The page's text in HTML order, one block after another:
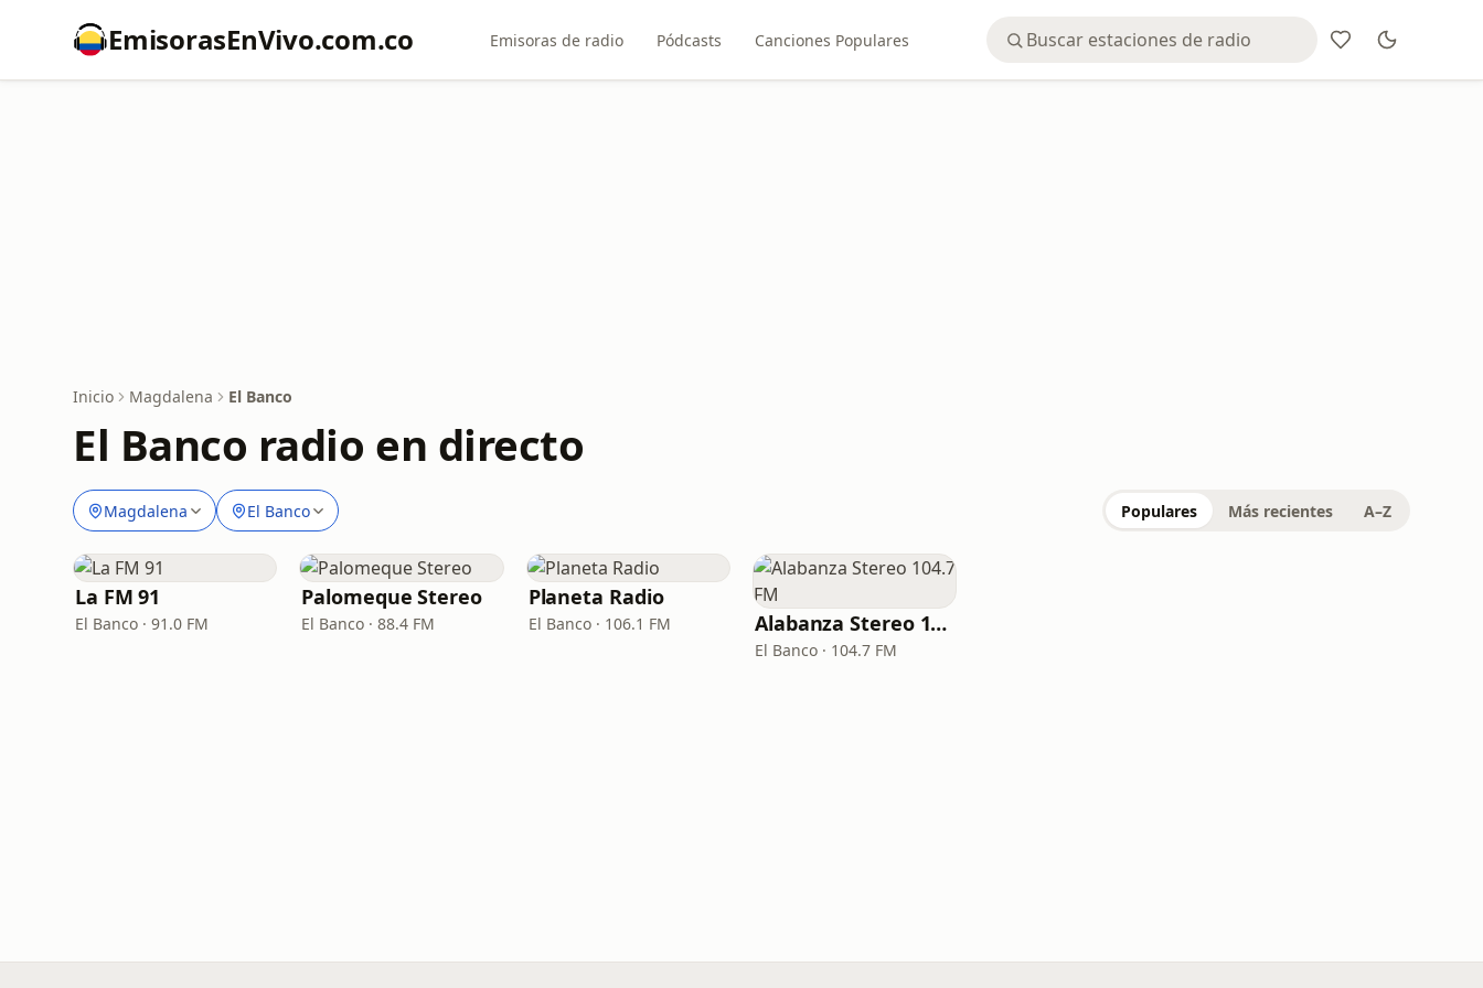
EmisorasEnVivo.com.co Emisoras de radio Pódcasts Canciones Populares
Inicio Magdalena El Banco
El Banco radio en directo
Magdalena El Banco Populares Más recientes A–Z
La FM 91
El Banco · 91.0 FM
Palomeque Stereo
El Banco · 88.4 FM
Planeta Radio
El Banco · 106.1 FM Alabanza Stereo 104.7 FM
El Banco · 104.7 FM